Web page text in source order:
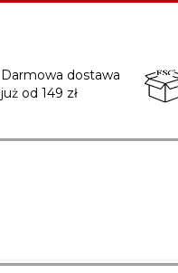
Darmowa dostawa
już od 149 zł